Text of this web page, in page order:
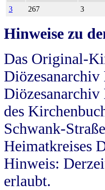
3
267 3
Hinweise zu
Das Original-
des
Schwank-
Heimatkreises
Hinweis:
erlaubt.